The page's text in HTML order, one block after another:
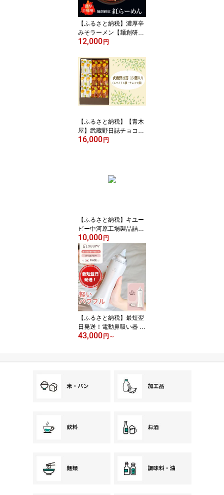
キュー 贈り物 送料無料
＜沖縄/離島配送不可＞
【ふるさと納税】濃厚辛
みそラーメン【麺創研紅
＠府中/国分寺】紅らーめ
人前)控え目な激辛 【
ラーメン 麺類 味噌ラー
メン 辛みそラーメン 冷
凍麺 お取り寄せグルメ
ご当地ラーメン ラーメン
セット お店の味 】
12,000 円
【ふるさと納税】【青木
屋】武蔵野日誌チョコ・
ホワイト15個入 【お菓
16,000 円
【ふるさと納税】キユー
ピー中河原工場製品詰め
合わせ 【調味料・ドレ
ッシング・加工食品・セ
ット・ソース】
10,000 円
【ふるさと納税】最短翌
日発送！電動鼻吸い器 S
UUPY 【 ベビー用品 ハ
可 薬液消毒可 電池式 コ
ンセント式 呼吸 鼻づま
43,000 円 ～